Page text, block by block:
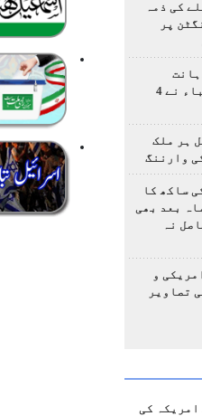
کی ذمہ
پر
اولمپیاڈ؛ ایرانی طلباء نے 4
ہر ملک
وارننگ
ساکھ کا
بعد بھی
نہ
و
تصاویر
امریکہ کی